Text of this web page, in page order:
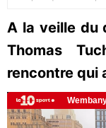
A la veille du
Thomas
rencontre qui